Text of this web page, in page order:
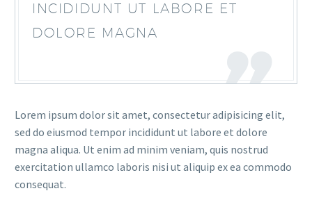
INCIDIDUNT UT LABORE ET
DOLORE MAGNA
Lorem ipsum dolor sit amet, consectetur adipisicing elit,
sed do eiusmod tempor incididunt ut labore et dolore
magna aliqua. Ut enim ad minim veniam, quis nostrud
exercitation ullamco laboris nisi ut aliquip ex ea commodo
consequat.